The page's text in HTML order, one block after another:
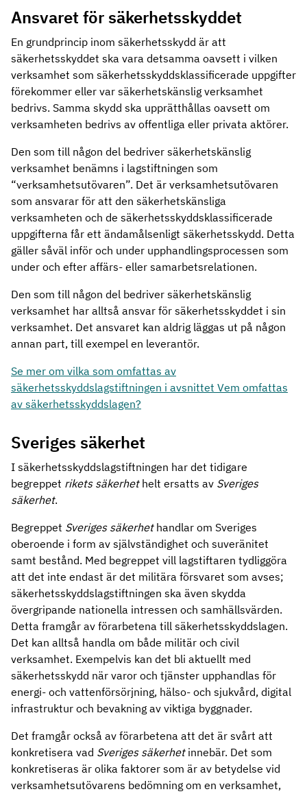
Ansvaret för säkerhetsskyddet
En grundprincip inom säkerhetsskydd är att
säkerhetsskyddet ska vara detsamma oavsett i vilken
verksamhet som säkerhetsskyddsklassificerade uppgifter
förekommer eller var säkerhetskänslig verksamhet
bedrivs. Samma skydd ska upprätthållas oavsett om
verksamheten bedrivs av offentliga eller privata aktörer.
Den som till någon del bedriver säkerhetskänslig
verksamhet benämns i lagstiftningen som
“verksamhetsutövaren”. Det är verksamhetsutövaren
som ansvarar för att den säkerhetskänsliga
verksamheten och de säkerhetsskyddsklassificerade
uppgifterna får ett ändamålsenligt säkerhetsskydd. Detta
gäller såväl inför och under upphandlingsprocessen som
under och efter affärs- eller samarbetsrelationen.
Den som till någon del bedriver säkerhetskänslig
verksamhet har alltså ansvar för säkerhetsskyddet i sin
verksamhet. Det ansvaret kan aldrig läggas ut på någon
annan part, till exempel en leverantör.
Se mer om vilka som omfattas av
säkerhetsskyddslagstiftningen i avsnittet Vem omfattas
av säkerhetsskyddslagen?
Sveriges säkerhet
I säkerhetsskyddslagstiftningen har det tidigare
begreppet rikets säkerhethelt ersatts av Sveriges
säkerhet.
Begreppet Sveriges säkerhet handlar om Sveriges
oberoende i form av självständighet och suveränitet
samt bestånd. Med begreppet vill lagstiftaren tydliggöra
att det inte endast är det militära försvaret som avses;
säkerhetsskyddslagstiftningen ska även skydda
övergripande nationella intressen och samhällsvärden.
Detta framgår av förarbetena till säkerhetsskyddslagen.
Det kan alltså handla om både militär och civil
verksamhet. Exempelvis kan det bli aktuellt med
säkerhetsskydd när varor och tjänster upphandlas för
energi- och vattenförsörjning, hälso- och sjukvård, digital
infrastruktur och bevakning av viktiga byggnader.
Det framgår också av förarbetena att det är svårt att
konkretisera vad Sveriges säkerhetinnebär. Det som
konkretiseras är olika faktorer som är av betydelse vid
verksamhetsutövarens bedömning om en verksamhet,